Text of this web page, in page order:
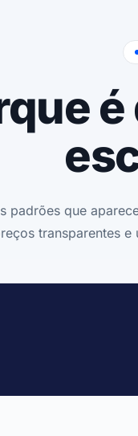
padrões que
transparentes